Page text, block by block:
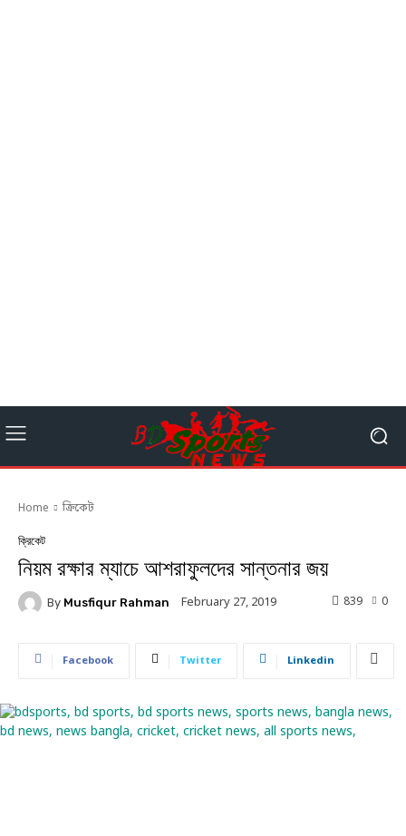
Home ক্রিকেট
ক্রিকেট
নিয়ম রক্ষার ম্যাচে আশরাফুলদের সান্তনার জয়
By Musfiqur Rahman February 27, 2019 0
839
Facebook Twitter Linkedin